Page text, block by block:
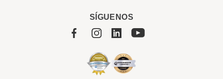
SÍGUENOS